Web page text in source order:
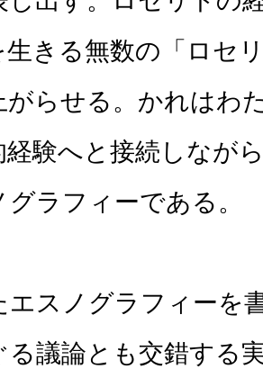
生きる無数の「ロセ
がらせる。かれはわ
経験へと接続しなが
ラフィーである。
エスノグラフィーを
る議論とも交錯する